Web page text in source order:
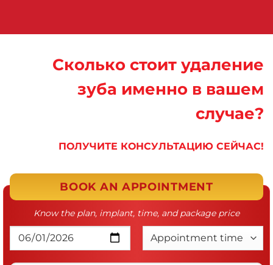
Сколько стоит удаление
зуба именно в вашем
случае?
ПОЛУЧИТЕ КОНСУЛЬТАЦИЮ СЕЙЧАС!
BOOK AN APPOINTMENT
Know the plan, implant, time, and package price